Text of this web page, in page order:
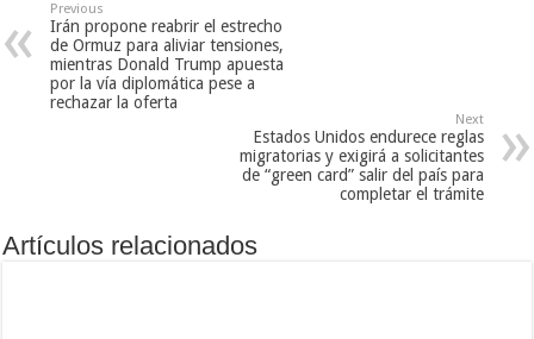
Previous
Irán propone reabrir el estrecho
de Ormuz para aliviar tensiones,
mientras Donald Trump apuesta
por la vía diplomática pese a
rechazar la oferta
Next
Estados Unidos endurece reglas
migratorias y exigirá a solicitantes
de “green card” salir del país para
completar el trámite
Artículos relacionados